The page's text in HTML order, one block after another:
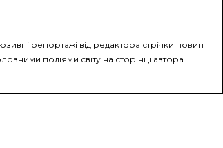
репортажі від редактора стрічки новин
подіями світу на сторінці автора.